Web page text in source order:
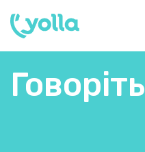
Говоріть